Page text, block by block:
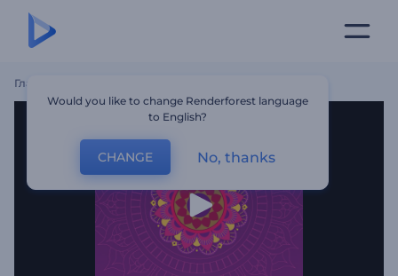
Главная
Would you like to change Renderforest language
to English?
CHANGE No, thanks